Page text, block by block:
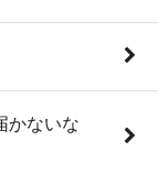
かないな